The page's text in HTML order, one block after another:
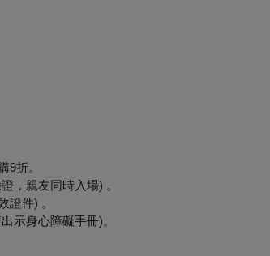
9折。
，親友同時入場) 。
證件) 。
示身心障礙手冊)。